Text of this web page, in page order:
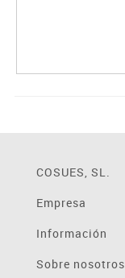
COSUES, SL.
Empresa
Información
Sobre nosotros